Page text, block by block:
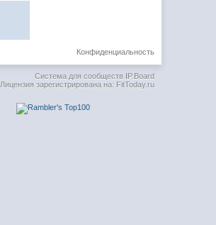
Конфиденциальность
Система для сообществ IP.Board
Лицензия зарегистрирована на: FitToday.ru